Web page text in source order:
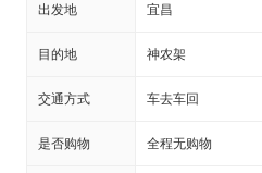
出发地 宜昌
目的地 神农架
交通方式 车去车回
是否购物 全程无购物